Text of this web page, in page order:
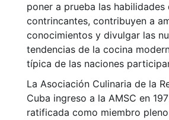
poner a prueba las habilidades
contrincantes, contribuyen a
conocimientos y divulgar las
tendencias de la cocina
típica de las naciones
La Asociación Culinaria de la
Cuba ingreso a la AMSC en
ratificada como miembro pleno